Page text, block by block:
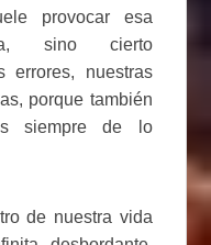
provocar esa
sino cierto
errores, nuestras
porque también
siempre de lo
de nuestra vida